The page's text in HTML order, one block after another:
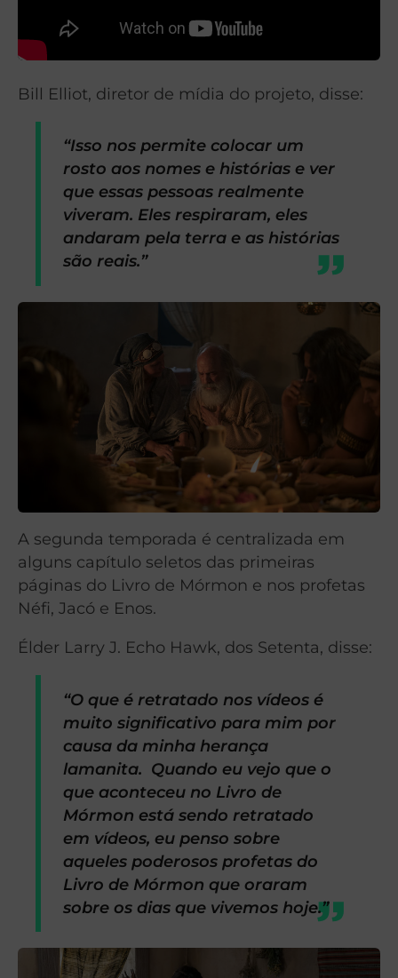
Bill Elliot, diretor de mídia do projeto, disse:
“Isso nos permite colocar um
rosto aos nomes e histórias e ver
que essas pessoas realmente
viveram. Eles respiraram, eles
andaram pela terra e as histórias
são reais.”
A segunda temporada é centralizada em
alguns capítulo seletos das primeiras
páginas do Livro de Mórmon e nos profetas
Néfi, Jacó e Enos.
Élder Larry J. Echo Hawk, dos Setenta, disse:
“O que é retratado nos vídeos é
muito significativo para mim por
causa da minha herança
lamanita. Quando eu vejo que o
que aconteceu no Livro de
Mórmon está sendo retratado
em vídeos, eu penso sobre
aqueles poderosos profetas do
Livro de Mórmon que oraram
sobre os dias que vivemos hoje.”